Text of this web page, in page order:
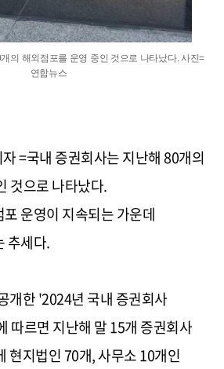
의 해외점포를 운영 중인 것으로 나타났다. 사진=
연합뉴스
=국내 증권회사는 지난해 80개의
것으로 나타났다.
운영이 지속되는 가운데
추세다.
개한 '2024년 국내 증권회사
따르면 지난해 말 15개 증권회사
현지법인 70개, 사무소 10개인